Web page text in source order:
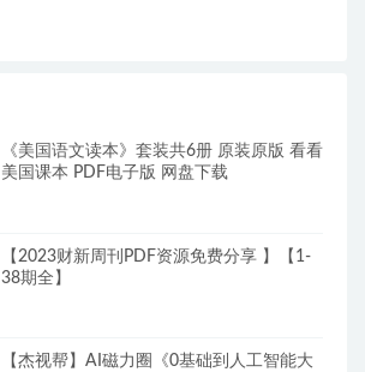
《美国语文读本》套装共6册 原装原版 看看
美国课本 PDF电子版 网盘下载
【2023财新周刊PDF资源免费分享 】【1-
38期全】
【杰视帮】AI磁力圈《0基础到人工智能大